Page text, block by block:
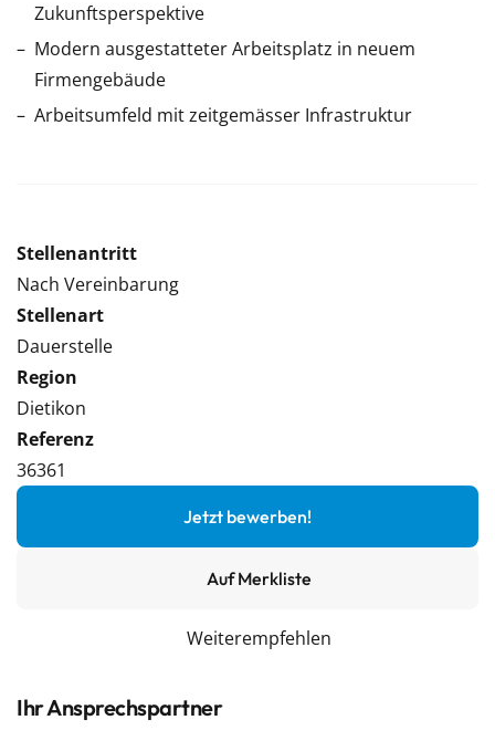
Zukunftsperspektive
Modern ausgestatteter Arbeitsplatz in neuem
Firmengebäude
Arbeitsumfeld mit zeitgemässer Infrastruktur
Stellenantritt
Nach Vereinbarung
Stellenart
Dauerstelle
Region
Dietikon
Referenz
36361
Jetzt bewerben!
Auf Merkliste
Weiterempfehlen
Ihr Ansprechspartner